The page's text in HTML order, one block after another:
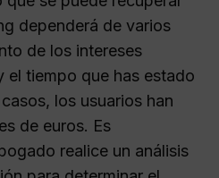
dependerá de varios
de los intereses
el tiempo que has estado
los usuarios han
de euros. Es
realice un análisis